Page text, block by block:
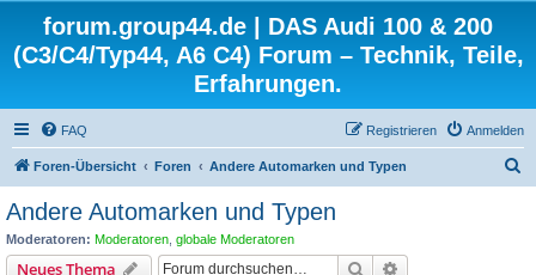
forum.group44.de | DAS Audi 100 & 200
(C3/C4/Typ44, A6 C4) Forum – Technik, Teile,
Erfahrungen.
FAQ Anmelden
Registrieren
Foren-Übersicht Foren Andere Automarken und Typen
Andere Automarken und Typen
Moderatoren: Moderatoren globale Moderatoren
Neues Thema Suche